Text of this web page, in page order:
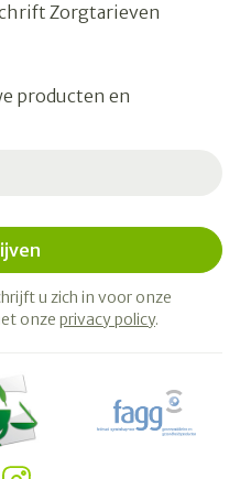
Zorgtarieven
producten en
u zich in voor onze
onze privacy policy.